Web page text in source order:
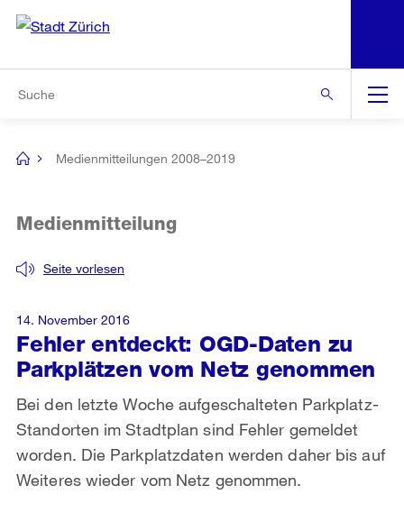
Navigation
[no
Medienmitteilungen 2008–2019
Fehler entdeckt: OGD-Daten zu
Parkplätzen vom Netz genommen
Seite vorlesen
Medienmitteilung
Bei den letzte Woche aufgeschalteten Parkplatz-
Standorten im Stadtplan sind Fehler gemeldet
worden. Die Parkplatzdaten werden daher bis auf
Weiteres wieder vom Netz genommen.
14. November 2016